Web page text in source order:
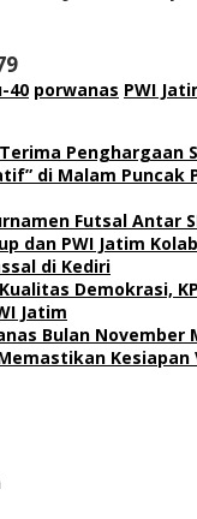
40 porwanas PWI
Penghargaan
di Malam Puncak
Futsal Antar
dan PWI Jatim
di Kediri
Demokrasi,
Jatim
Bulan November
Kesiapan